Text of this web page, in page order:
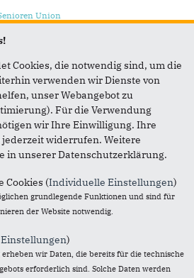
Union
Cookies, die notwendig sind, um die
verwenden wir Dienste von
unser Webangebot zu
Für die Verwendung
wir Ihre Einwilligung. Ihre
widerrufen. Weitere
in unserer Datenschutzerklärung.
Cookies (Individuelle Einstellungen)
grundlegende Funktionen und sind für
der Website notwendig.
)
wir Daten, die bereits für die technische
erforderlich sind. Solche Daten werden